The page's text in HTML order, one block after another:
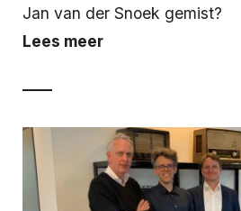
Jan van der Snoek gemist?
Lees meer